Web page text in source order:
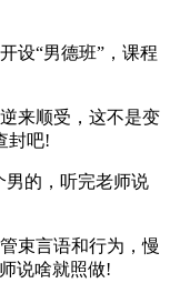
“男德班”，课程
来顺受，这不是变
封吧!
的，听完老师说
束言语和行为，慢
说啥就照做!